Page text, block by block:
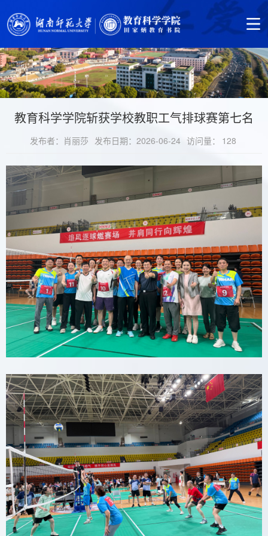
教育科学学院斩获学校教职工气排球赛第七名
发布者：肖丽莎 发布日期：2026-06-24 访问量： 128